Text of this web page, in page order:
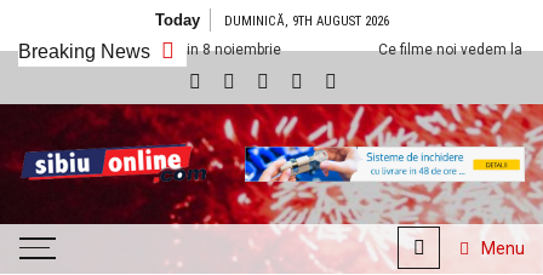
Today DUMINICĂ, 9TH AUGUST 2026
Breaking News
Sibiu din 8 noiembrie Ce filme noi vedem la Cineplexx Sibiu din
SibiuOnline.com
… locatii si evenimente din
Sibiu!!!
Menu